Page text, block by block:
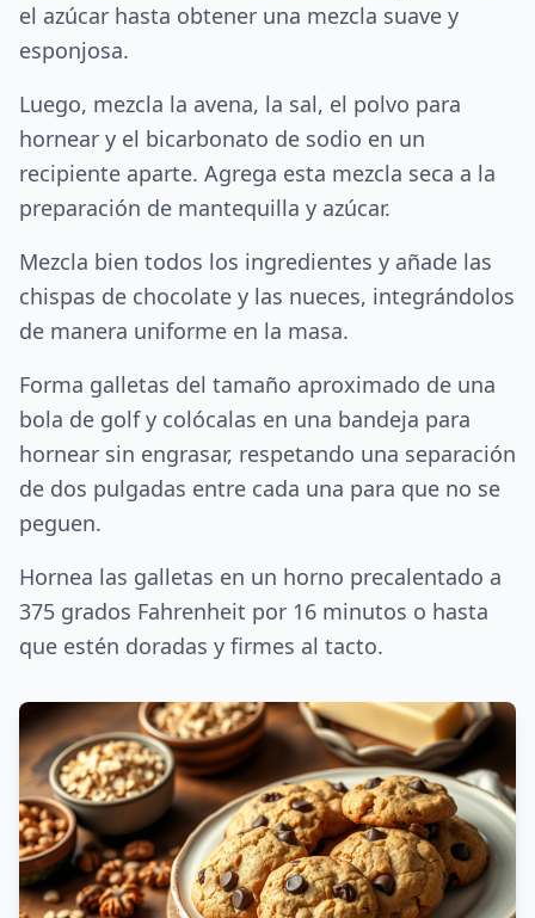
el azúcar hasta obtener una mezcla suave y
esponjosa.
Luego, mezcla la avena, la sal, el polvo para
hornear y el bicarbonato de sodio en un
recipiente aparte. Agrega esta mezcla seca a la
preparación de mantequilla y azúcar.
Mezcla bien todos los ingredientes y añade las
chispas de chocolate y las nueces, integrándolos
de manera uniforme en la masa.
Forma galletas del tamaño aproximado de una
bola de golf y colócalas en una bandeja para
hornear sin engrasar, respetando una separación
de dos pulgadas entre cada una para que no se
peguen.
Hornea las galletas en un horno precalentado a
375 grados Fahrenheit por 16 minutos o hasta
que estén doradas y firmes al tacto.